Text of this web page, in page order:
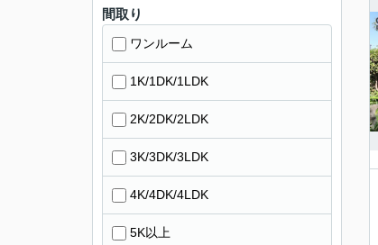
間取り
ワンルーム
1K/1DK/1LDK
2K/2DK/2LDK
3K/3DK/3LDK
4K/4DK/4LDK
5K以上